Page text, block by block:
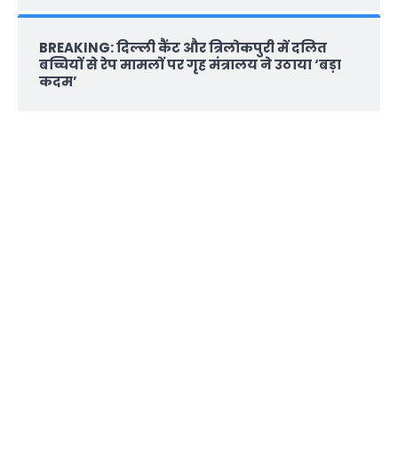
BREAKING: दिल्‍ली कैंट और त्रिलोकपुरी में दलित
बच्चियों से रेप मामलों पर गृह मंत्रालय ने उठाया ‘बड़ा
कदम’